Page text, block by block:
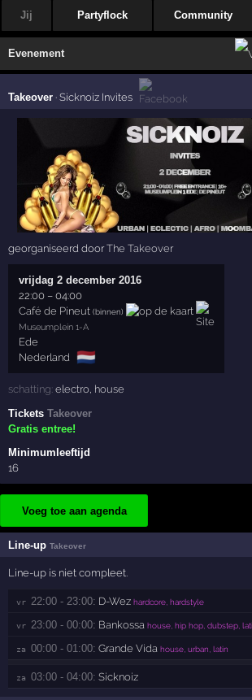
Jij Partyflock Community
Evenement
Takeover ·Sicknoiz Invites
georganiseerd doorThe Takeover
vrijdag 2 december 2016
22:00 –04:00
Café de Pineut (binnen)
Museumplein 1-A
Ede
Nederland 🇳🇱
schatting:electro, house
TicketsTakeover
Gratis entree!
Minimumleeftijd
16
Voeg toe aan agenda
Line-upTakeover
Line-up is niet compleet.
vr 22:00 - 23:00: D-Wez hardcore, hardstyle
vr 23:00 - 00:00: Bankossa house, hip hop, dubstep,
za 00:00 - 01:00: Grande Vida house, urban, latin
za 03:00 - 04:00: Sicknoiz